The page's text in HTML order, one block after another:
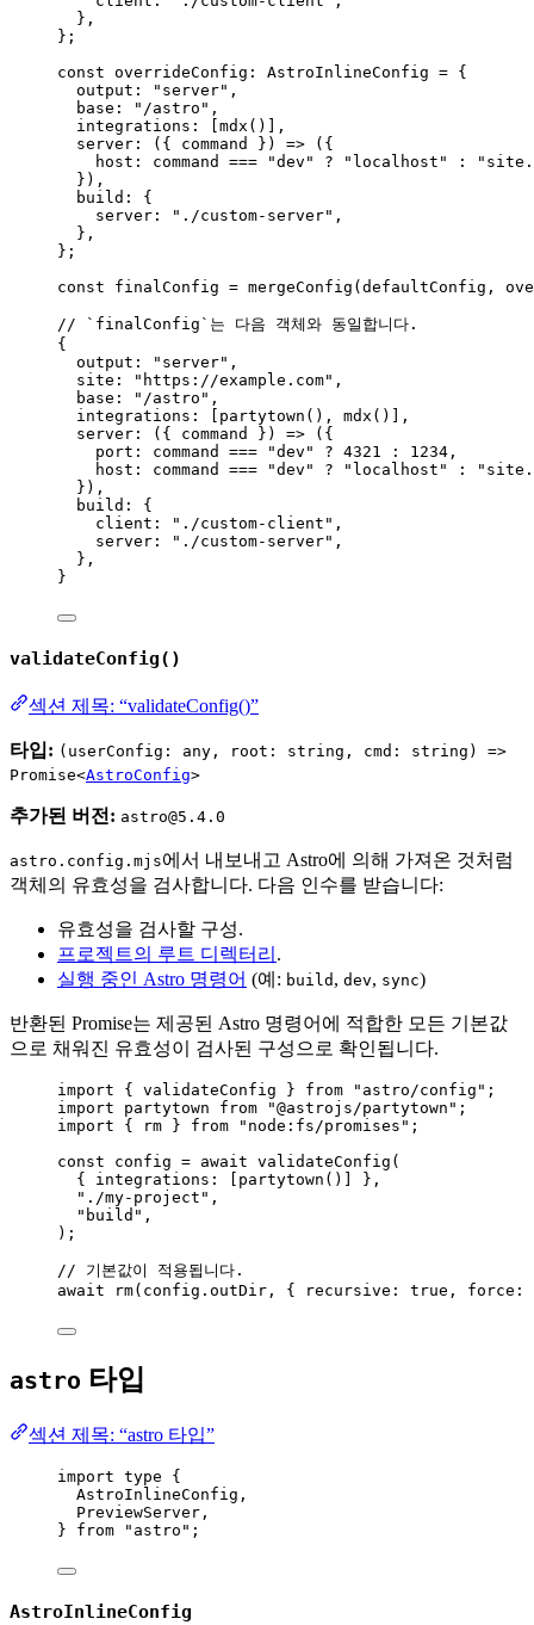
},
} ;
const overrideConfig : AstroInlineConfig = {
output:
" server" ,
base:
" /astro " ,
integrations:
[mdx ()] ,
server : ( { command } ) => ( {
host: command === "dev " ? " localhost " : "
} ) ,
build: {
server:
" ./custom-server" ,
},
} ;
const finalConfig = mergeConfig (defaultConfig ,
// `finalConfig`는 다음 객체와 동일합니다.
{
output:
" server" ,
site:
" https://example.com" ,
base:
" /astro " ,
integrations: [ partytown (), mdx ()],
server:
( { command } ) => ({
port: command === "dev " ? 4321 : 1234 ,
host: command === "dev " ? " localhost " : "
}),
build: {
client:
" ./custom-client " ,
server:
" ./custom-server" ,
},
}
validateConfig()
섹션 제목: “validateConfig()”
타입: (userConfig: any, root: string, cmd: string) =>
Promise<AstroConfig>
추가된 버전: astro@5.4.0
astro.config.mjs에서 내보내고 Astro에 의해 가져온 것처럼
객체의 유효성을 검사합니다. 다음 인수를 받습니다:
유효성을 검사할 구성.
프로젝트의 루트 디렉터리 .
실행 중인 Astro 명령어 (예: build , dev, sync)
반환된 Promise는 제공된 Astro 명령어에 적합한 모든 기본값
으로 채워진 유효성이 검사된 구성으로 확인됩니다.
import { validateConfig } from " astro/config " ;
import partytown from "@astrojs/partytown " ;
import { rm } from " node:fs/promises " ;
const config = await validateConfig (
{ integrations:
partytown ()]
},
" ./my-project " ,
" build " ,
);
// 기본값이 적용됩니다.
await
rm(config . outDir , { recursive: true , force:
astro 타입
섹션 제목: “astro 타입”
import type {
AstroInlineConfig,
PreviewServer,
} from " astro " ;
AstroInlineConfig